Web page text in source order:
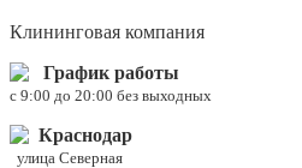
Клининговая компания
График работы
c 9:00 до 20:00 без выходных
Краснодар
улица Северная